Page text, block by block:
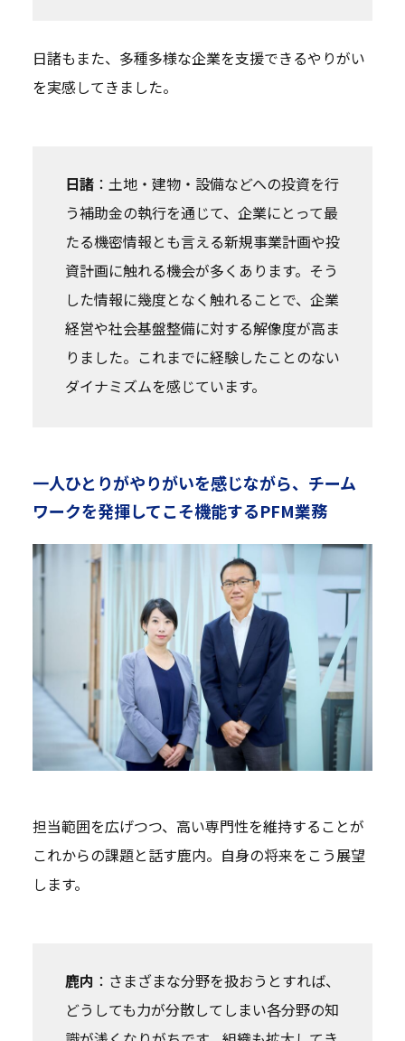
日諸もまた、多種多様な企業を支援できるやりがい
を実感してきました。
日諸：土地・建物・設備などへの投資を行
う補助金の執行を通じて、企業にとって最
たる機密情報とも言える新規事業計画や投
資計画に触れる機会が多くあります。そう
した情報に幾度となく触れることで、企業
経営や社会基盤整備に対する解像度が高ま
りました。これまでに経験したことのない
ダイナミズムを感じています。
一人ひとりがやりがいを感じながら、チーム
ワークを発揮してこそ機能するPFM業務
担当範囲を広げつつ、高い専門性を維持することが
これからの課題と話す鹿内。自身の将来をこう展望
します。
鹿内 ：さまざまな分野を扱おうとすれば、
どうしても力が分散してしまい各分野の知